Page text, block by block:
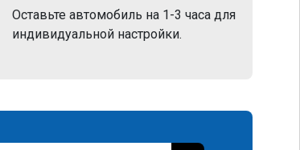
Оставьте автомобиль на 1-3 часа для
индивидуальной настройки.